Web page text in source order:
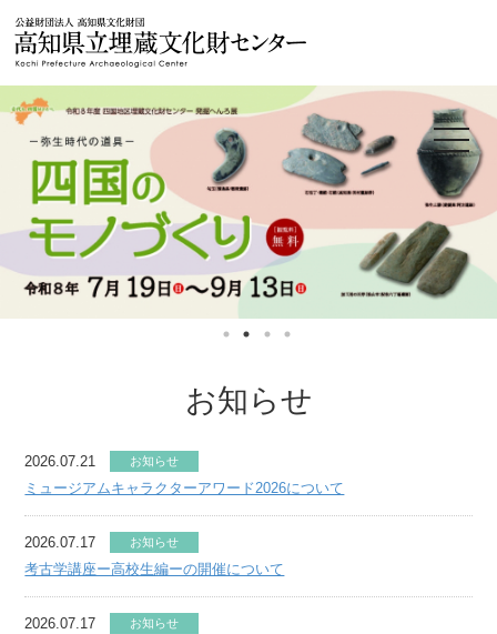
toggle
お知らせ
2026.07.21 お知らせ
ミュージアムキャラクターアワード2026について
2026.07.17 お知らせ
考古学講座ー高校生編ーの開催について
2026.07.17 お知らせ